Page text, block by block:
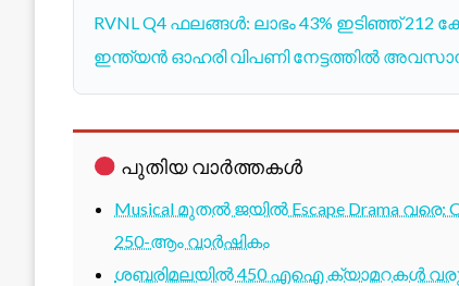
RVNL Q4 ഫലങ്ങള്‍: ലാഭം 43% ഇടിഞ്ഞ്
ഇന്ത്യൻ ഓഹരി വിപണി നേട്ടത്തിൽ
പുതിയ വാർത്തകൾ
Musical മുതൽ ജയിൽ Escape Drama വരെ:
250-ആം വാർഷികം
ശബരിമലയിൽ 450 എഐ ക്യാമറകൾ